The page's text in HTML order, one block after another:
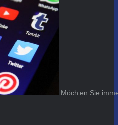
Möchten Sie